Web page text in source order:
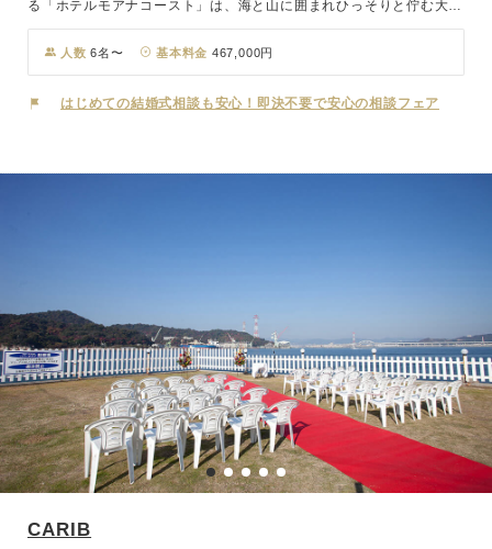
る「ホテルモアナコースト」は、海と山に囲まれひっそりと佇む大人
の隠れ家リゾートホテル。そんな自然溢れる鳴門の地で高い青空と美
しく広がる海、緑萌ゆる山々に包まれ叶うのが、一日一組限定のガー
デンチャペルウェディング！挙式後のパーティーでは天然鳴門鯛や阿
波牛、阿波地鶏。有機野菜など地元のこだわり食材を活かしたイタリ
人数 6名〜 基本料金 467,000円
はじめての結婚式相談も安心！即決不要で安心の相談フェア
CARIB